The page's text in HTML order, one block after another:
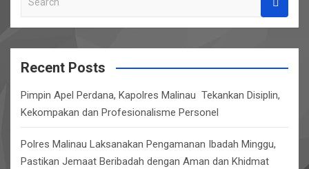
a
r
cRecent Posts
Pimpin Apel Perdana, Kapolres Malinau Tekankan Disiplin,
Kekompakan dan Profesionalisme Personel
Polres Malinau Laksanakan Pengamanan Ibadah Minggu,
Pastikan Jemaat Beribadah dengan Aman dan Khidmat